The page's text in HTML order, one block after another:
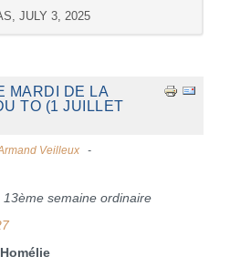
JULY 3, 2025
MARDI DE LA
TO (1 JUILLET
Veilleux
semaine ordinaire
Homélie